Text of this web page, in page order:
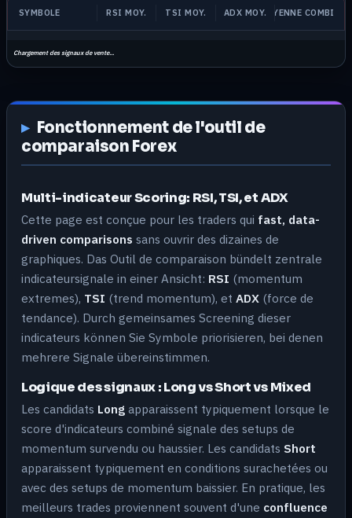
SYMBOLE RSI MOY. TSI MOY. ADX MOY.MOYENNE COMBINÉE
Chargement des signaux de vente...
Fonctionnement de l'outil de
comparaison Forex
Multi-indicateur Scoring: RSI, TSI, et ADX
Cette page est conçue pour les traders qui fast, data-
driven comparisons sans ouvrir des dizaines de
graphiques. Das Outil de comparaison bündelt zentrale
indicateursignale in einer Ansicht: RSI (momentum
extremes), TSI (trend momentum), et ADX (force de
tendance). Durch gemeinsames Screening dieser
indicateurs können Sie Symbole priorisieren, bei denen
mehrere Signale übereinstimmen.
Logique des signaux : Long vs Short vs Mixed
Les candidats Long apparaissent typiquement lorsque le
score d'indicateurs combiné signale des setups de
momentum survendu ou haussier. Les candidats Short
apparaissent typiquement en conditions surachetées ou
avec des setups de momentum baissier. En pratique, les
meilleurs trades proviennent souvent d'une confluence